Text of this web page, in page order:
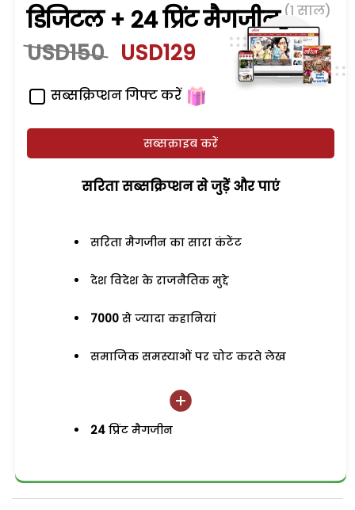
डिजिटल + 24 प्रिंट मैगजीन (1 साल)
USD150 USD129
सब्सक्रिप्शन गिफ्ट करें
सब्सक्राइब करें
सरिता सब्सक्रिप्शन से जुड़ेें और पाएं
सरिता मैगजीन का सारा कंटेंट
देश विदेश के राजनैतिक मुद्दे
7000 से ज्यादा कहानियां
समाजिक समस्याओं पर चोट करते लेख
24 प्रिंट मैगजीन